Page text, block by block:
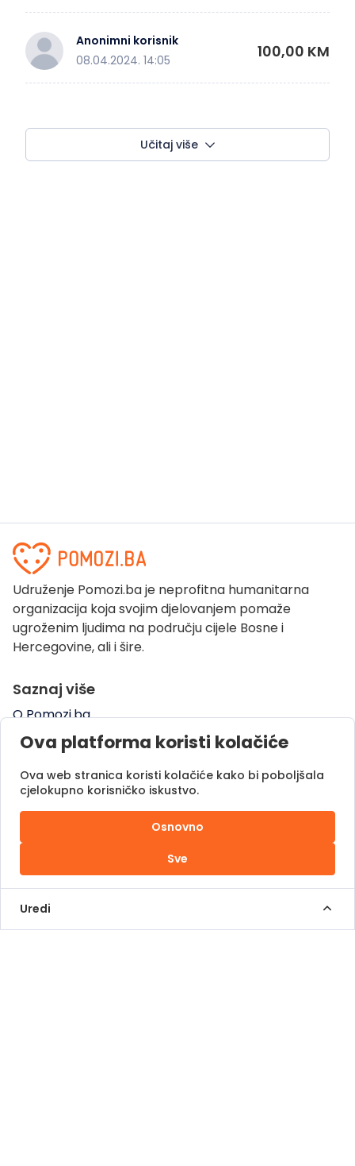
Anonimni korisnik
08.04.2024. 14:05
100,00 KM
Učitaj više
Udruženje Pomozi.ba je neprofitna humanitarna
organizacija koja svojim djelovanjem pomaže
ugroženim ljudima na području cijele Bosne i
Hercegovine, ali i šire.
Saznaj više
O Pomozi.ba
Pogledaj kampanje
Pomozi.ba Novosti
Kontaktirajte nas
Kontakt Info
+387 62 839 000
info@pomoziba.org
Ova platforma koristi kolačiće
Ova web stranica koristi kolačiće kako bi poboljšala
cjelokupno korisničko iskustvo.
Osnovno
Sve
Uredi